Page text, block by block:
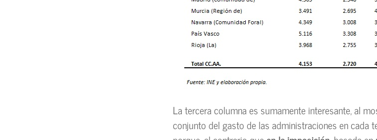
La tercera columna es sumamente interesante, al
conjunto del gasto de las administraciones en cada